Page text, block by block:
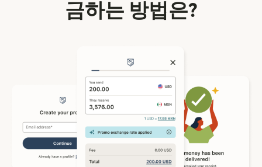
금하는 방법은?